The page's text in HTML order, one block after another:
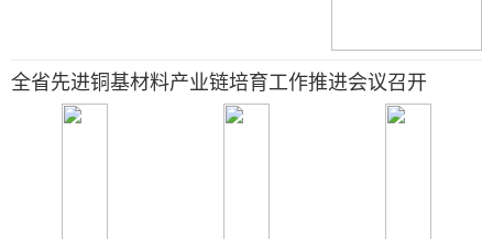
全省先进铜基材料产业链培育工作推进会议召开